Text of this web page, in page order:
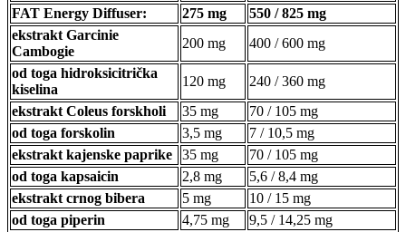
FAT Energy Diffuser:
275 mg
550 / 825 mg
ekstrakt Garcinie
Cambogie
200 mg
400 / 600 mg
od toga hidroksicitrička
kiselina
120 mg
240 / 360 mg
ekstrakt Coleus forskholi
35 mg
70 / 105 mg
od toga forskolin
3,5 mg
7 / 10,5 mg
ekstrakt kajenske paprike
35 mg
70 / 105 mg
od toga kapsaicin
2,8 mg
5,6 / 8,4 mg
ekstrakt crnog bibera
5 mg
10 / 15 mg
od toga piperin
4,75 mg
9,5 / 14,25 mg